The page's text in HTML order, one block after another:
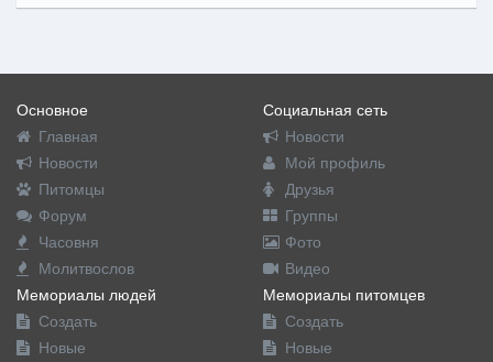
Основное
Главная
Новости
Питомцы
Форум
Часовня
Молитвослов
Социальная сеть
Новости
Мой профиль
Друзья
Группы
Фото
Видео
Мемориалы людей
Создать
Новые
Мемориалы питомцев
Создать
Новые